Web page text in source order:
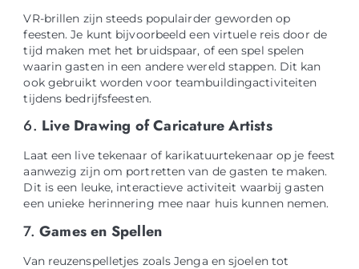
VR-brillen zijn steeds populairder geworden op
feesten. Je kunt bijvoorbeeld een virtuele reis door de
tijd maken met het bruidspaar, of een spel spelen
waarin gasten in een andere wereld stappen. Dit kan
ook gebruikt worden voor teambuildingactiviteiten
tijdens bedrijfsfeesten.
6. Live Drawing of Caricature Artists
Laat een live tekenaar of karikatuurtekenaar op je feest
aanwezig zijn om portretten van de gasten te maken.
Dit is een leuke, interactieve activiteit waarbij gasten
een unieke herinnering mee naar huis kunnen nemen.
7.Games en Spellen
Van reuzenspelletjes zoals Jenga en sjoelen tot